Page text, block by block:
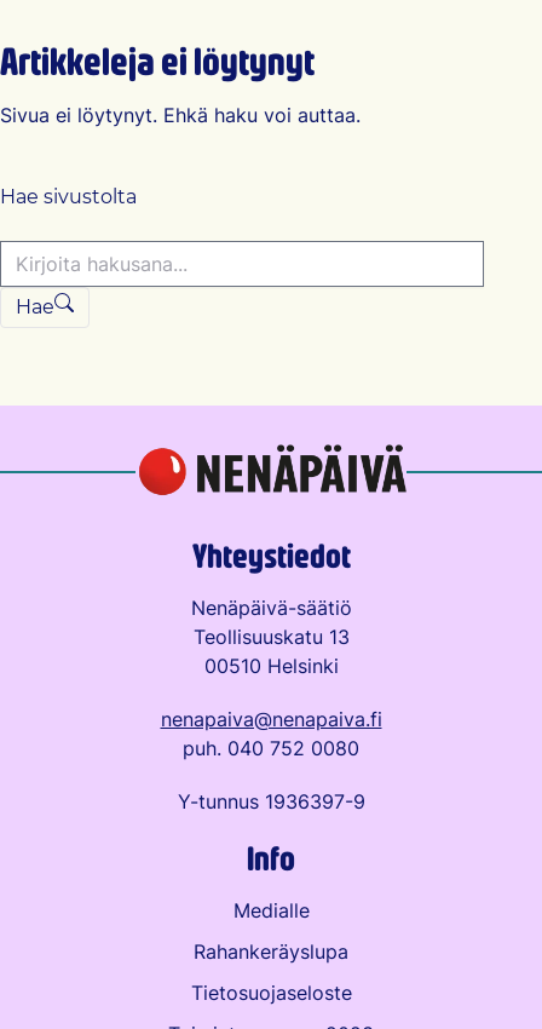
Artikkeleja ei löytynyt
Sivua ei löytynyt. Ehkä haku voi auttaa.
Hae sivustolta
Hae
Yhteystiedot
Nenäpäivä-säätiö
Teollisuuskatu 13
00510 Helsinki
nenapaiva@nenapaiva.fi
puh. 040 752 0080
Y-tunnus 1936397-9
Info
Medialle
Rahankeräyslupa
Tietosuojaseloste